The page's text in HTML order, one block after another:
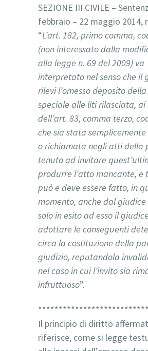
SEZIONE III CIVILE –
febbraio – 22 maggio 2014,
“L’art. 182, primo comma,
(non interessato dalla
alla legge n. 69 del 2009) va
interpretato nel senso che il
rilevi l’omesso deposito
speciale alle liti rilasciata, ai
dell’art. 83, comma terzo,
che sia stata
o richiamata negli atti della
tenuto ad invitare
produrre l’atto mancante, e
può e deve essere fatto, in
momento, anche dal giudice
solo in esito ad esso il
adottare le conseguenti
circa la costituzione della
giudizio, reputandola
nel caso in cui l’invito sia
infruttuoso”.
Il principio di diritto
riferisce, come si legge